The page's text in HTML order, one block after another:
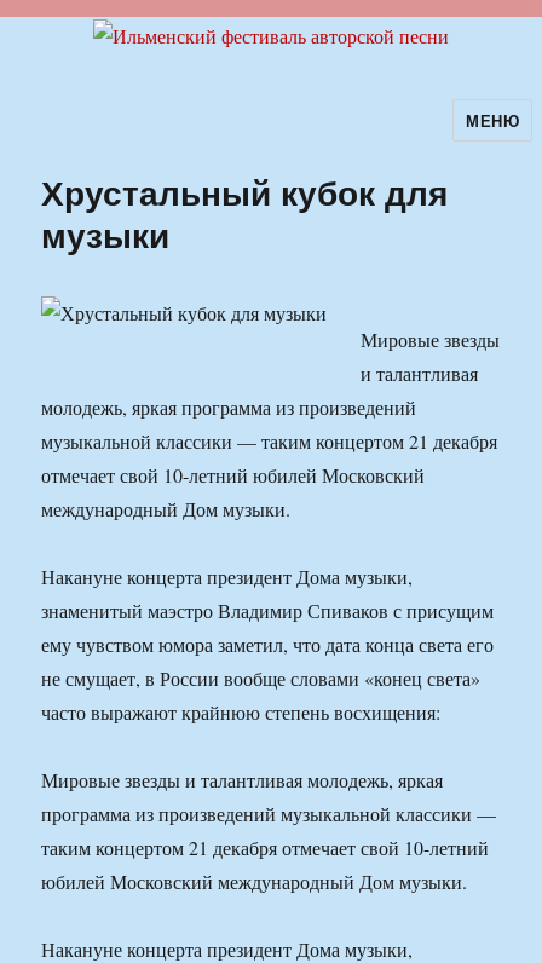
Ильменский фестиваль авторскойМЕНЮ
Хрустальный кубок для
музыки
Мировые звезды
и талантливая
молодежь, яркая программа из произведений
музыкальной классики — таким концертом 21 декабря
отмечает свой 10-летний юбилей Московский
международный Дом музыки.
Накануне концерта президент Дома музыки,
знаменитый маэстро Владимир Спиваков с присущим
ему чувством юмора заметил, что дата конца света его
не смущает, в России вообще словами «конец света»
часто выражают крайнюю степень восхищения:
Мировые звезды и талантливая молодежь, яркая
программа из произведений музыкальной классики —
таким концертом 21 декабря отмечает свой 10-летний
юбилей Московский международный Дом музыки.
Накануне концерта президент Дома музыки,